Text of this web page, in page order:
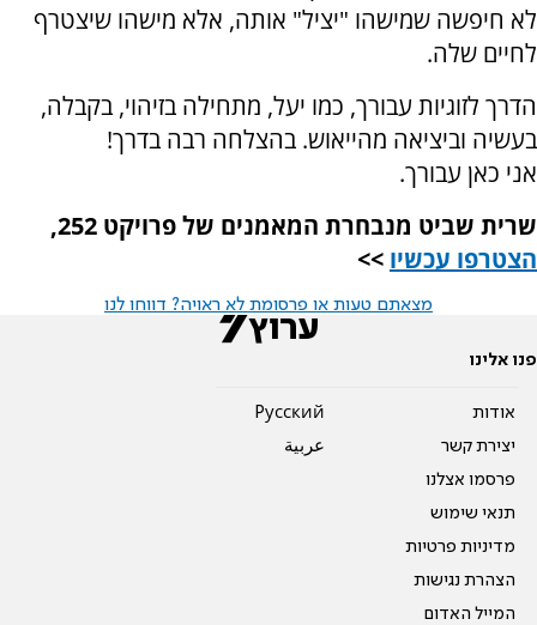
לא חיפשה שמישהו "יציל" אותה, אלא מישהו שיצטרף
לחיים שלה.
הדרך לזוגיות עבורך, כמו יעל, מתחילה בזיהוי, בקבלה,
בעשיה וביציאה מהייאוש. בהצלחה רבה בדרך!
אני כאן עבורך.
שרית שביט מנבחרת המאמנים של פרויקט 252,
הצטרפו עכשיו >>
מצאתם טעות או פרסומת לא ראויה? דווחו לנו
פנו אלינו
אודות
יצירת קשר
פרסמו אצלנו
תנאי שימוש
מדיניות פרטיות
הצהרת נגישות
המייל האדום
Pусский
عربية